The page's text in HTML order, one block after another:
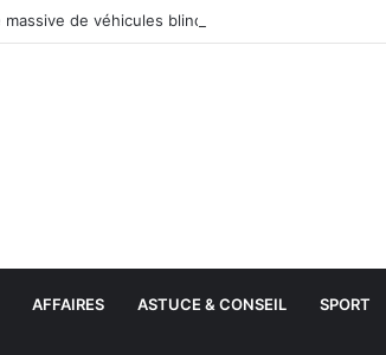
AFFAIRES ASTUCE & CONSEIL SPORT